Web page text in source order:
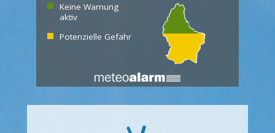
Keine Warnung
aktiv
Potenzielle Gefahr